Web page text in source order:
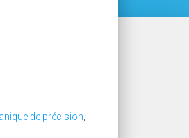
de précision